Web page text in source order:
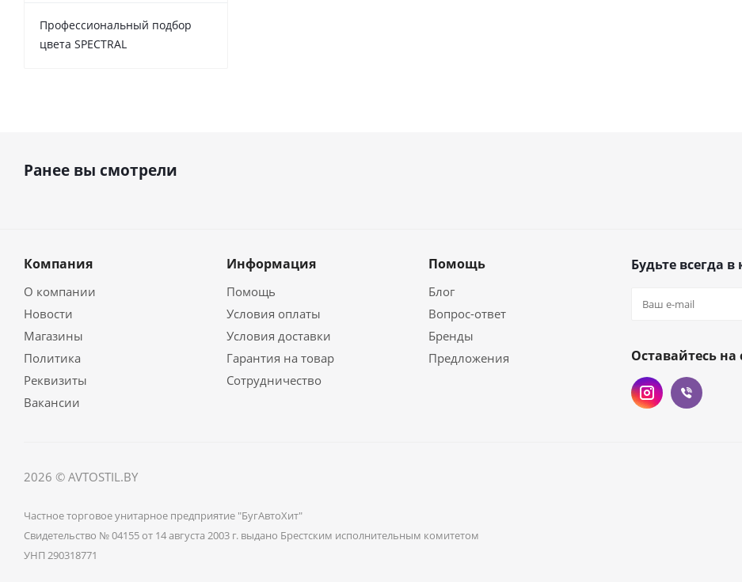
Профессиональный подбор
цвета SPECTRAL
Ранее вы смотрели
Компания
О компании
Новости
Магазины
Политика
Реквизиты
Вакансии
Информация
Помощь
Условия оплаты
Условия доставки
Гарантия на товар
Сотрудничество
Помощь
Блог
Вопрос-ответ
Бренды
Предложения
Будьте всегда в
Оставайтесь на
2026 © AVTOSTIL.BY
Частное торговое унитарное предприятие "БугАвтоХит"
Свидетельство № 04155 от 14 августа 2003 г. выдано Брестским исполнительным комитетом
УНП 290318771